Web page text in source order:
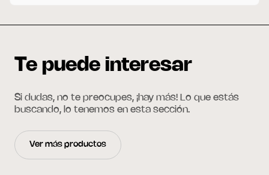
Te puede interesar
Si dudas, no te preocupes, ¡hay más! Lo que estás
buscando, lo tenemos en esta sección.
Ver más productos